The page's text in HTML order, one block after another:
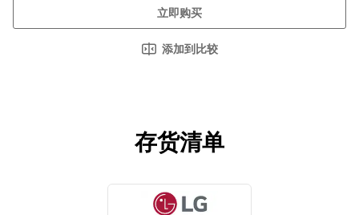
立即购买
添加到比较
存货清单